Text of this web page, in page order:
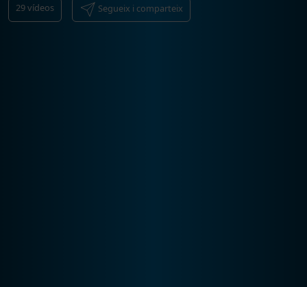
29vídeos Segueix i comparteix